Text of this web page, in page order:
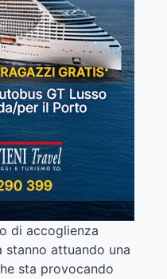
di accoglienza
stanno attuando una
sta provocando